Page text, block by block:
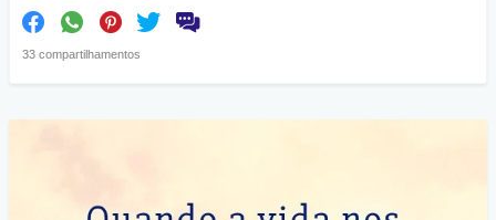
33 compartilhamentos